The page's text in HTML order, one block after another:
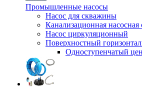
Промышленные насосы
Насос для скважины
Канализационная насосная
Насос циркуляционный
Поверхностный
Одноступенчатый